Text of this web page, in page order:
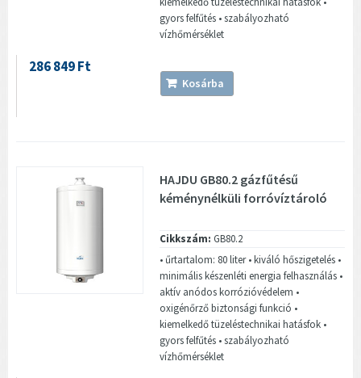
gyors felfűtés • szabályozható
vízhőmérséklet
286 849 Ft
Kosárba
HAJDU GB80.2 gázfűtésű
kéménynélküli forróvíztároló
Cikkszám: GB80.2
• űrtartalom: 80 liter • kiváló hőszigetelés •
minimális készenléti energia felhasználás •
aktív anódos korrózióvédelem •
oxigénőrző biztonsági funkció •
kiemelkedő tüzeléstechnikai hatásfok •
gyors felfűtés • szabályozható
vízhőmérséklet